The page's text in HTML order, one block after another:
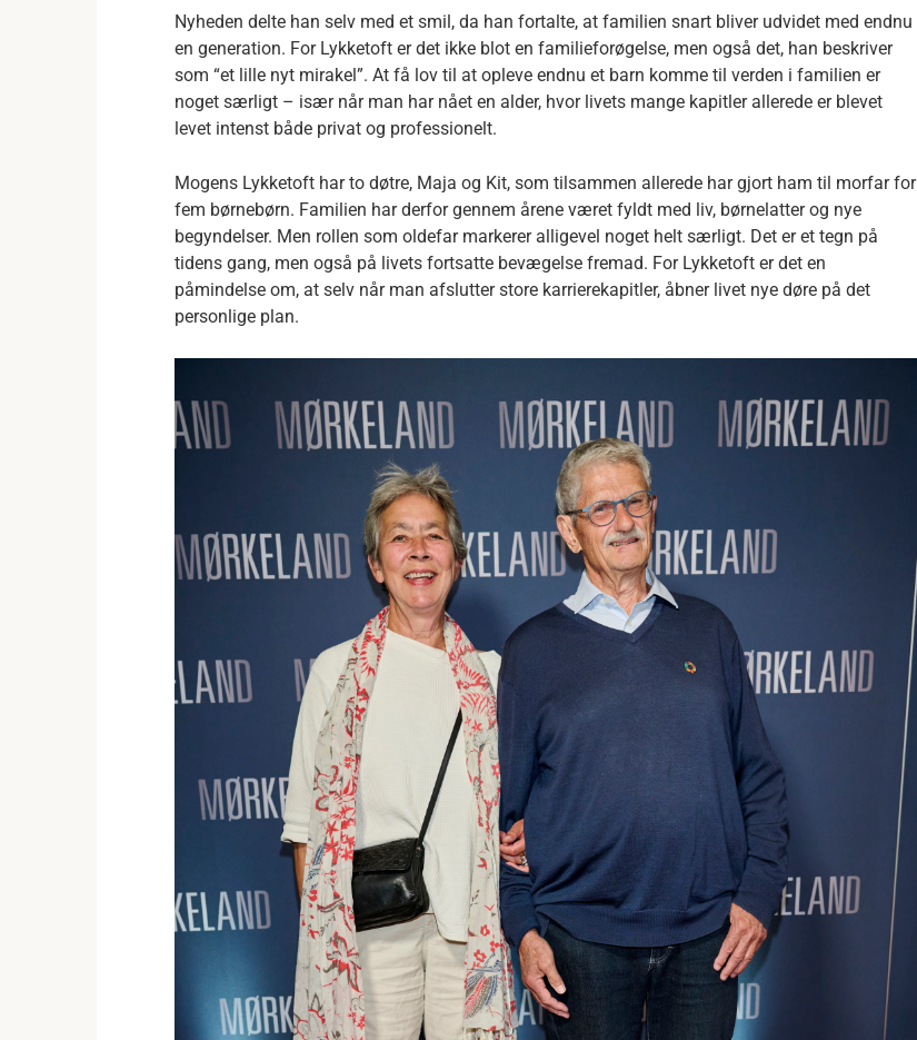
Nyheden delte han selv med et smil, da han fortalte, at familien snart bliver udvidet med endnu
en generation. For Lykketoft er det ikke blot en familieforøgelse, men også det, han beskriver
som “et lille nyt mirakel”. At få lov til at opleve endnu et barn komme til verden i familien er
noget særligt – især når man har nået en alder, hvor livets mange kapitler allerede er blevet
levet intenst både privat og professionelt.
Mogens Lykketoft har to døtre, Maja og Kit, som tilsammen allerede har gjort ham til morfar for
fem børnebørn. Familien har derfor gennem årene været fyldt med liv, børnelatter og nye
begyndelser. Men rollen som oldefar markerer alligevel noget helt særligt. Det er et tegn på
tidens gang, men også på livets fortsatte bevægelse fremad. For Lykketoft er det en
påmindelse om, at selv når man afslutter store karrierekapitler, åbner livet nye døre på det
personlige plan.